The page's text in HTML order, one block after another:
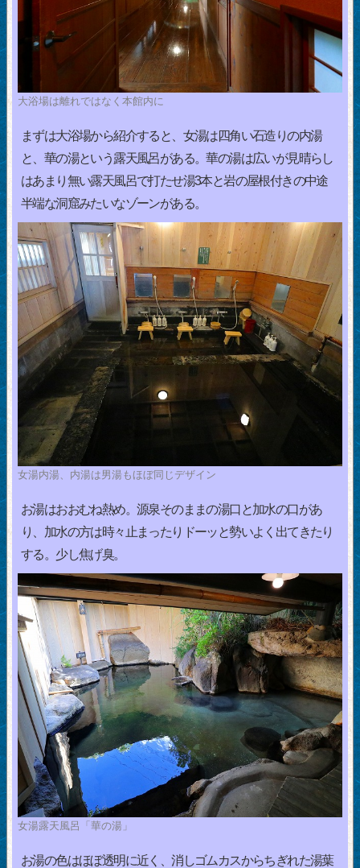
大浴場は離れではなく本館内に
まずは大浴場から紹介すると、女湯は四角い石造りの内湯
と、華の湯という露天風呂がある。華の湯は広いが見晴らし
はあまり無い露天風呂で打たせ湯3本と岩の屋根付きの中途
半端な洞窟みたいなゾーンがある。
女湯内湯、内湯は男湯もほぼ同じデザイン
お湯はおおむね熱め。源泉そのままの湯口と加水の口があ
り、加水の方は時々止まったりドーッと勢いよく出てきたり
する。少し焦げ臭。
女湯露天風呂「華の湯」
お湯の色はほぼ透明に近く、消しゴムカスからちぎれた湯葉